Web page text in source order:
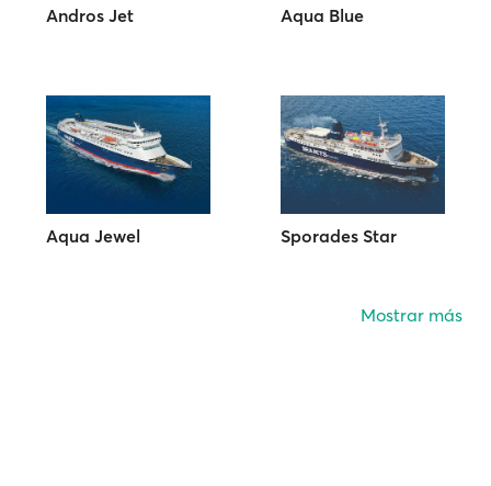
Andros Jet Aqua Blue
Aqua Jewel Sporades Star
Mostrar más